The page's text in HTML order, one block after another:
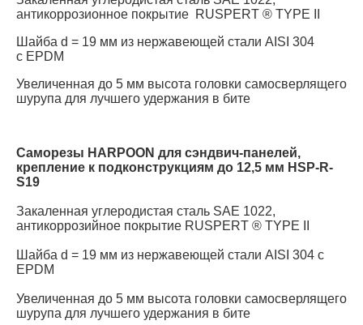
антикоррозионное покрытие RUSPERT ® TYPE II
Шайба d = 19 мм из нержавеющей стали AISI 304
с EPDM
Увеличенная до 5 мм высота головки самосверлящего
шурупа для лучшего удержания в бите
Саморезы HARPOON для сэндвич-панелей,
крепление к подконструкциям до 12,5 мм HSP-R-
S19
Закаленная углеродистая сталь SAE 1022,
антикоррозийное покрытие RUSPERT ® TYPE II
Шайба d = 19 мм из нержавеющей стали AISI 304 c
EPDM
Увеличенная до 5 мм высота головки самосверлящего
шурупа для лучшего удержания в бите